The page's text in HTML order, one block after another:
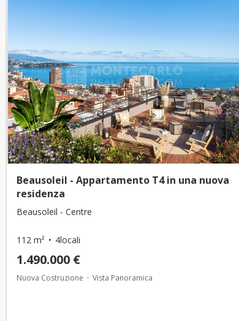
Beausoleil - Appartamento T4 in una nuova
residenza
Beausoleil - Centre
112 m² 4locali
1.490.000 €
Nuova Costruzione Vista Panoramica